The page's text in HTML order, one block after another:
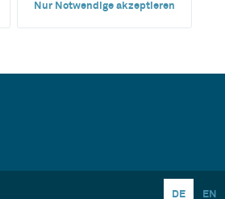
Nur Notwendige akzeptieren
DE EN